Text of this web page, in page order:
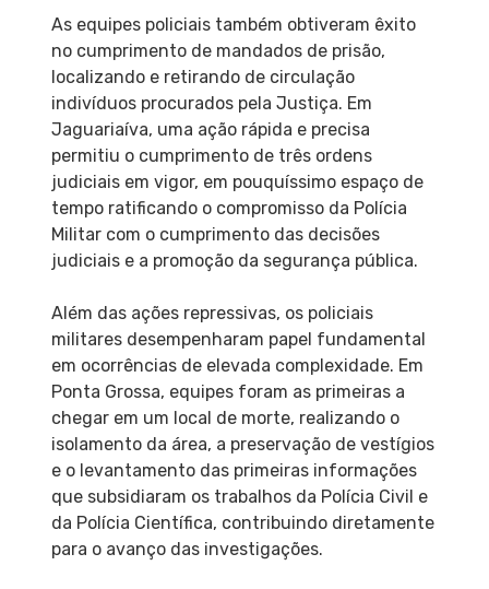
As equipes policiais também obtiveram êxito
no cumprimento de mandados de prisão,
localizando e retirando de circulação
indivíduos procurados pela Justiça. Em
Jaguariaíva, uma ação rápida e precisa
permitiu o cumprimento de três ordens
judiciais em vigor, em pouquíssimo espaço de
tempo ratificando o compromisso da Polícia
Militar com o cumprimento das decisões
judiciais e a promoção da segurança pública.
Além das ações repressivas, os policiais
militares desempenharam papel fundamental
em ocorrências de elevada complexidade. Em
Ponta Grossa, equipes foram as primeiras a
chegar em um local de morte, realizando o
isolamento da área, a preservação de vestígios
e o levantamento das primeiras informações
que subsidiaram os trabalhos da Polícia Civil e
da Polícia Científica, contribuindo diretamente
para o avanço das investigações.